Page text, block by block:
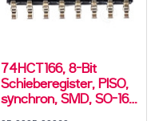
74HCT166, 8-Bit
Schieberegister, PISO,
synchron, SMD, SO-16,